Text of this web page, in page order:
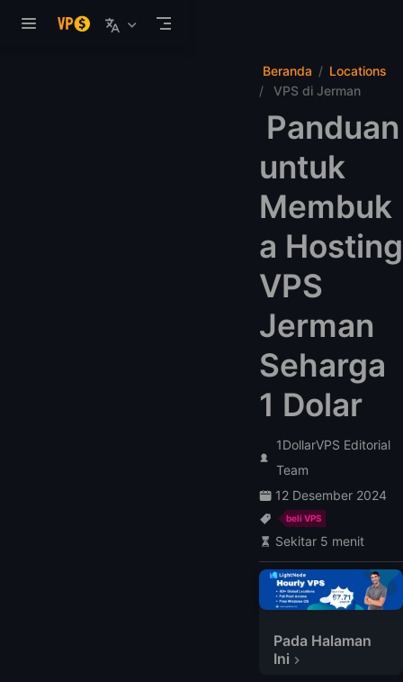
Beranda
Locations
VPS di Jerman
Panduan
untuk
Membuk
a Hosting
VPS
Jerman
Seharga
1 Dolar
1DollarVPS Editorial
Team
12 Desember 2024
beli VPS
Sekitar 5 menit
Pada Halaman
Ini